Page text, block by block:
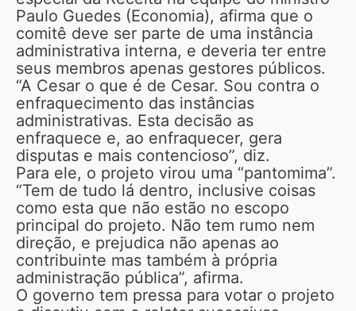
Paulo Guedes (Economia), afirma que o
comitê deve ser parte de uma instância
administrativa interna, e deveria ter entre
seus membros apenas gestores públicos.
“A Cesar o que é de Cesar. Sou contra o
enfraquecimento das instâncias
administrativas. Esta decisão as
enfraquece e, ao enfraquecer, gera
disputas e mais contencioso”, diz.
Para ele, o projeto virou uma “pantomima”.
“Tem de tudo lá dentro, inclusive coisas
como esta que não estão no escopo
principal do projeto. Não tem rumo nem
direção, e prejudica não apenas ao
contribuinte mas também à própria
administração pública”, afirma.
O governo tem pressa para votar o projeto